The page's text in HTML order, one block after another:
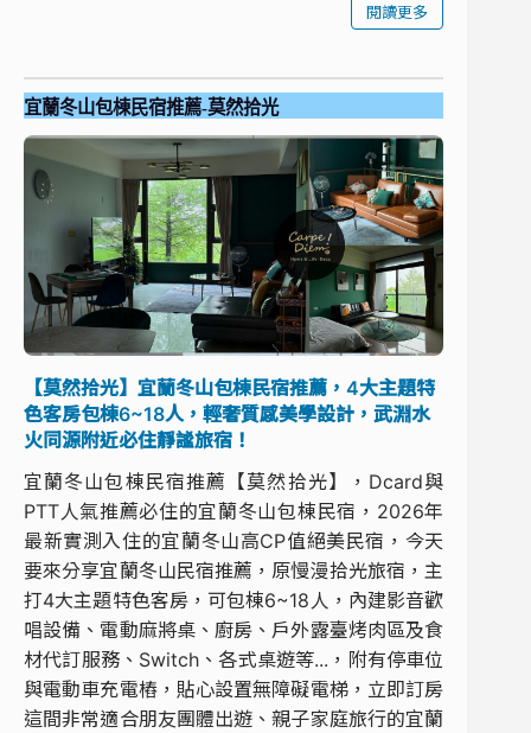
閱讀更多
宜蘭冬山包棟民宿推薦-莫然拾光
【莫然拾光】宜蘭冬山包棟民宿推薦，4大主題特
色客房包棟6~18人，輕奢質感美學設計，武淵水
火同源附近必住靜謐旅宿！
宜蘭冬山包棟民宿推薦【莫然拾光】，Dcard與
PTT人氣推薦必住的宜蘭冬山包棟民宿，2026年
最新實測入住的宜蘭冬山高CP值絕美民宿，今天
要來分享宜蘭冬山民宿推薦，原慢漫拾光旅宿，主
打4大主題特色客房，可包棟6~18人，內建影音歡
唱設備、電動麻將桌、廚房、戶外露臺烤肉區及食
材代訂服務、Switch、各式桌遊等...，附有停車位
與電動車充電樁，貼心設置無障礙電梯，立即訂房
這間非常適合朋友團體出遊、親子家庭旅行的宜蘭